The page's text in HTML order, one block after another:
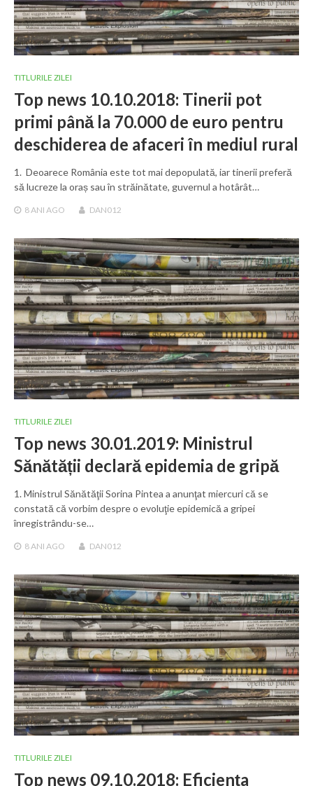
TITLURILE ZILEI
Top news 10.10.2018: Tinerii pot
primi până la 70.000 de euro pentru
deschiderea de afaceri în mediul rural
1. Deoarece România este tot mai depopulată, iar tinerii preferă
să lucreze la oraș sau în străinătate, guvernul a hotârât…
8 ANI AGO DAN012
TITLURILE ZILEI
Top news 30.01.2019: Ministrul
Sănătății declară epidemia de gripă
1. Ministrul Sănătăţii Sorina Pintea a anunţat miercuri că se
constată că vorbim despre o evoluţie epidemică a gripei
înregistrându-se…
8 ANI AGO DAN012
TITLURILE ZILEI
Top news 09.10.2018: Eficiența